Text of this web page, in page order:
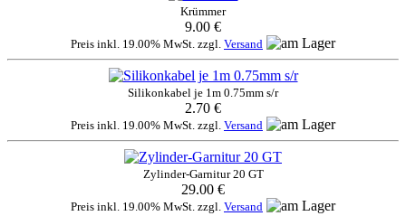
Krümmer
9.00 €
Preis inkl. 19.00% MwSt. zzgl. Versand
Silikonkabel je 1m 0.75mm s/r
2.70 €
Preis inkl. 19.00% MwSt. zzgl. Versand
Zylinder-Garnitur 20 GT
29.00 €
Preis inkl. 19.00% MwSt. zzgl. Versand